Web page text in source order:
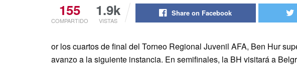
155
COMPARTIDO
1.9k
VISTAS
Share on Facebook
or los cuartos de final del Torneo Regional Juvenil AFA, Ben Hur
avanzo a la siguiente instancia. En semifinales, la BH visitará a